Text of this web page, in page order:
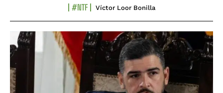
#NTF Víctor Loor Bonilla